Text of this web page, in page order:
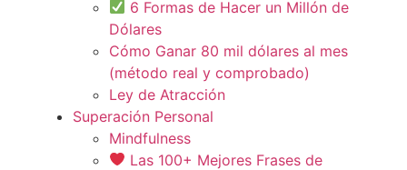
6 Formas de Hacer un Millón de
Dólares
Cómo Ganar 80 mil dólares al mes
(método real y comprobado)
Ley de Atracción
Superación Personal
Mindfulness
Las 100+ Mejores Frases de